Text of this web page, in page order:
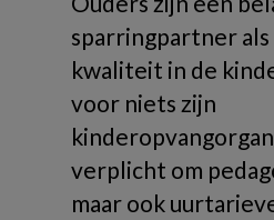
sparringpartner als
kwaliteit in de
voor niets zijn
verplicht om
maar ook